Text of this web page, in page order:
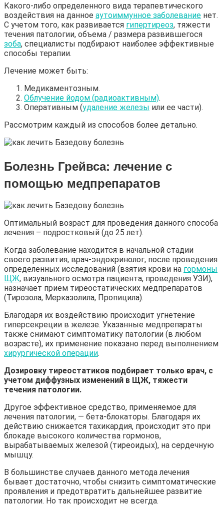
Какого-либо определенного вида терапевтического
воздействия на данное аутоиммунное заболевание нет.
С учетом того, как развивается гипертиреоз, тяжести
течения патологии, объема / размера развившегося
зоба, специалисты подбирают наиболее эффективные
способы терапии.
Лечение может быть:
Медикаментозным.
Облучение йодом (радиоактивным).
Оперативным (удаление железы или ее части).
Рассмотрим каждый из способов более детально.
Болезнь Грейвса: лечение с
помощью медпрепаратов
Оптимальный возраст для проведения данного способа
лечения – подростковый (до 25 лет).
Когда заболевание находится в начальной стадии
своего развития, врач-эндокринолог, после проведения
определенных исследований (взятия крови на гормоны
ЩЖ, визуального осмотра пациента, проведения УЗИ),
назначает прием тиреостатических медпрепаратов
(Тирозола, Мерказолила, Пропицила).
Благодаря их воздействию происходит угнетение
гиперсекреции в железе. Указанные медпрепараты
также снимают симптоматику патологии (в любом
возрасте), их применение показано перед выполнением
хирургической операции.
Дозировку тиреостатиков подбирает только врач, с
учетом диффузных изменений в ЩЖ, тяжести
течения патологии.
Другое эффективное средство, применяемое для
лечения патологии, — бета-блокаторы. Благодаря их
действию снижается тахикардия, происходит это при
блокаде высокого количества гормонов,
вырабатываемых железой (тиреоидых), на сердечную
мышцу.
В большинстве случаев данного метода лечения
бывает достаточно, чтобы снизить симптоматические
проявления и предотвратить дальнейшее развитие
патологии. Но так происходит не всегда.